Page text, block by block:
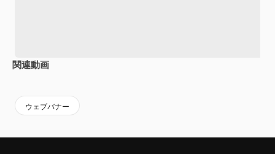
関連動画
ウェブバナー